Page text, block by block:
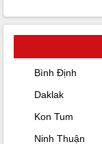
Bình Định
Daklak
Kon Tum
Ninh Thuận